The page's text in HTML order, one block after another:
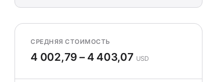
СРЕДНЯЯ СТОИМОСТЬ
4 002,79 – 4 403,07 USD